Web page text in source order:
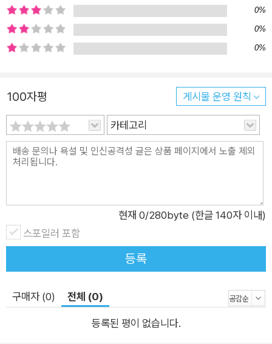
부 이상 판매되며 아동문학의 고전으로 자리 잡았습니다. 이 외에
도 『나쁜 어린이 표』, 『빈 집에 온 손님』, 『샘마을 몽당깨비』 등 다
양한 작품을 발표하며 오랜 시간 어린이 곁을 지켜왔습니다. 이미
상, SBS어린이미디어대상 등을 받았으며, 2017년에는 대한민
국문화예술상 대통령 표창을 수상했습니다. "작가는 어른이지만
아이처럼 고민하며 동화를 창작하고, 주인공이 되어 독자를 만나
고 싶어요." ? 작가 인터뷰 중에서 ■ 이런 어린이들에게 추천해
요! ① 친구 관계에서 서운함과 오해를 겪어 본 적 있는 어린이 ②
진 경험이 있거나, 이별이 낯설고 어려운 어린이 ●초등 교과 연
계● 국어 3-1 5. 인물에게 마음을 전해요 국어 3-2 1. 경험과 관
련지으며 이해해요 국어 4-1 1. 깊이 있게 읽어요 i문해톡 『이해한
다고 괜찮은 건 아니야』는 아이스크림미디어의 문해력 창작 동화
시리즈 「i문해톡」 중 ‘인성’을 주제로 한 도서입니다. 초등 교과서
점유율 1위, 아이스크림미디어가 제안하는 통합 문해력 솔루션
아이들의 문해력은 문제 풀이만으로 자라지 않습니다. 이야기 속
인물을 이해하고, 자신의 생각을 표현하며, 세상과 연결 지을 때
0%
0%
0%
100자평 게시물 운영 원칙
카테고리
현재 0/280byte (한글 140자 이내)
스포일러 포함
등록
구매자 (0) 전체 (0)
등록된 평이 없습니다.